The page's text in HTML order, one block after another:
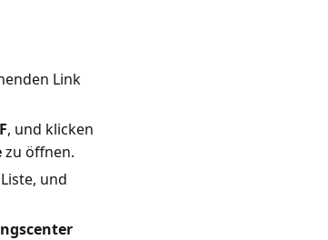
Link
, und klicken
zu öffnen.
und